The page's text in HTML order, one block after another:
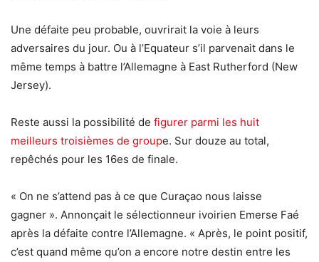
Une défaite peu probable, ouvrirait la voie à leurs
adversaires du jour. Ou à l’Equateur s’il parvenait dans le
même temps à battre l’Allemagne à East Rutherford (New
Jersey).
Reste aussi la possibilité de figurer parmi les huit
meilleurs troisièmes de groupe. Sur douze au total,
repêchés pour les 16es de finale.
« On ne s’attend pas à ce que Curaçao nous laisse
gagner ». Annonçait le sélectionneur ivoirien Emerse Faé
après la défaite contre l’Allemagne. « Après, le point positif,
c’est quand même qu’on a encore notre destin entre les